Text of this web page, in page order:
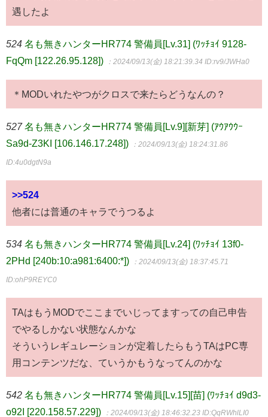
遇したよ
524 名も無きハンターHR774 警備員[Lv.31] (ﾜｯﾁｮｲ 9128-
FqQm [122.26.95.128])
：2024/09/13(金) 18:21:39.34 ID:rv9/JWHa0
＊MODいれたやつがクロスで来たらどうなんの？
527 名も無きハンターHR774 警備員[Lv.9][新芽] (ｱｳｱｳｳｰ
Sa9d-Z3KI [106.146.17.248])
：2024/09/13(金) 18:24:31.86
ID:4u0dgtN9a
>>524
他者には普通のキャラでうつるよ
534 名も無きハンターHR774 警備員[Lv.24] (ﾜｯﾁｮｲ 13f0-
2PHd [240b:10:a981:6400:*])
：2024/09/13(金) 18:37:45.71
ID:ohP9REYC0
TAはもうMODでここまでいじってますっての自己申告
でやるしかない状態なんかな
そういうレギュレーションが定着したらもうTAはPC専
用コンテンツだな、ていうかもうなってんのかな
542 名も無きハンターHR774 警備員[Lv.15][苗] (ﾜｯﾁｮｲ d9d3-
o92I [220.158.57.229])
：2024/09/13(金) 18:46:32.23 ID:QqRWhlLI0